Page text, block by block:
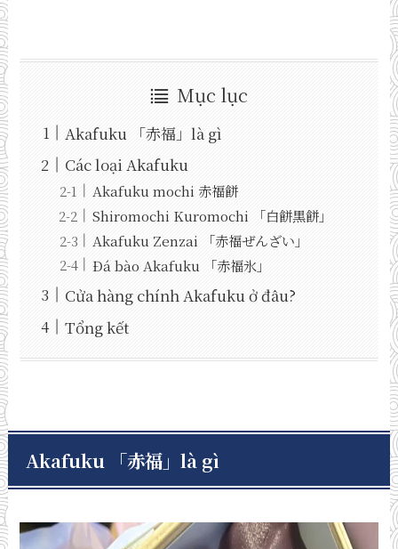
Mục lục
Akafuku 「赤福」là gì
Các loại Akafuku
Akafuku mochi 赤福餅
Shiromochi Kuromochi 「白餅黒餅」
Akafuku Zenzai 「赤福ぜんざい」
Đá bào Akafuku 「赤福氷」
Cửa hàng chính Akafuku ở đâu?
Tổng kết
Akafuku 「赤福 」là gì